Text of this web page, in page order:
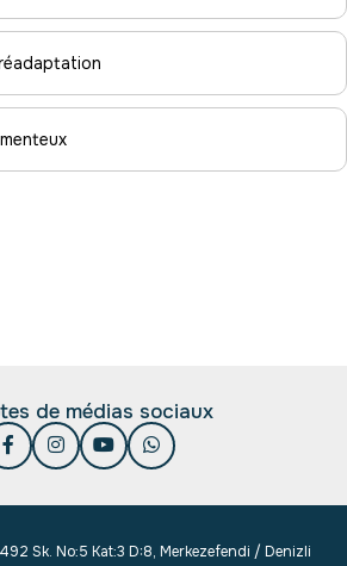
de médias sociaux
492 Sk. No:5 Kat:3 D:8, Merkezefendi / Denizli